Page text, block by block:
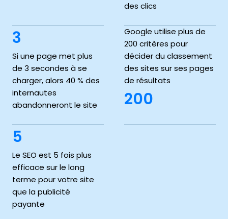
des clics
3
Si une page met plus
de 3 secondes à se
charger, alors 40 % des
internautes
abandonneront le site
200
Google utilise plus de
200 critères pour
décider du classement
des sites sur ses pages
de résultats
5
Le SEO est 5 fois plus
efficace sur le long
terme pour votre site
que la publicité
payante